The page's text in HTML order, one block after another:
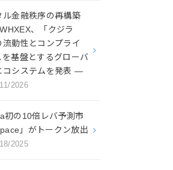
ル金融秩序の再構築
、「クジラ
流動性とコンプライ
を基盤とするグローバ
コシステムを発表 ―
2026
初の10倍レバ予測市
」がトークン放出
2025